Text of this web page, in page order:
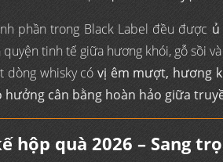
phần trong Black Label đều được
quyện tinh tế giữa hương khói, gỗ sồi
dòng whisky có vị êm mượt, hương
hưởng cân bằng hoàn hảo giữa
hộp quà 2026 – Sang